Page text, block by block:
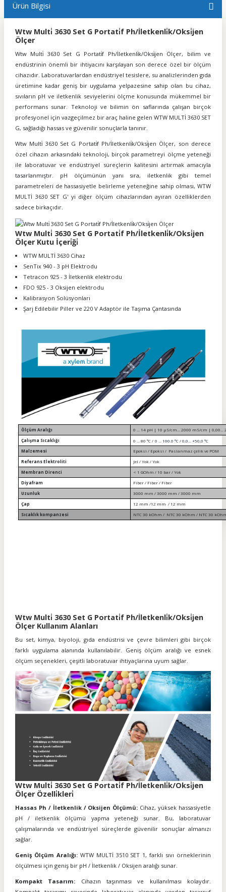
Ürün Bilgisi
Wtw Multi̇ 3630 Set G Portati̇f Ph/İletkenli̇k/Oksi̇jen
Ölçer
Wtw Multi̇ 3630 Set G Portati̇f Ph/İletkenli̇k/Oksi̇jen Ölçer, bilim ve
endüstrinin önemli bir ihtiyacını karşılayan son derece özel bir ölçüm
cihazıdır. Laboratuvarlardan endüstriyel tesislere, su analizlerinden gıda
üretimine kadar geniş bir uygulama yelpazesine sahip olan bu cihaz,
sıvıların pH ve iletkenlik seviyelerini ölçme konusunda mükemmel bir
performans sunar. Teknoloji ve bilimin ön saflarında çalışan birçok
profesyonel için vazgeçilmez bir araç haline gelen WTW MULTİ 3630 SET
G, sağladığı hassas ve güvenilir sonuçlarla tanınır.
Wtw Multi̇ 3630 Set G Portati̇f Ph/İletkenli̇k/Oksi̇jen Ölçer, son derece
özel cihazın arkasındaki teknoloji, birçok parametreyi ölçme yeteneği
ile laboratuvar ve endüstriyel süreçlerin kalitesini artırmak amacıyla
tasarlanmıştır. pH ölçümünün yanı sıra, iletkenlik gibi temel
parametreleri de hassasiyetle belirleme yeteneğine sahip olması, WTW
MULTİ 3630 SET G' yi diğer ölçüm cihazlarından ayıran özelliklerden
sadece birkaçıdır.
Wtw Multi̇ 3630 Set G Portati̇f Ph/İletkenli̇k/Oksi̇jen
Ölçer Kutu İçeri̇ği̇
WTW MULTİ 3630 Cihaz
SenTix 940 - 3 pH Elektrodu
Tetracon 925 - 3 İletkenlik elektrodu
FDO 925 - 3 Oksijen elektrodu
Kalibrasyon Solüsyonları
Şarj Edilebilir Piller ve 220 V Adaptör ile Taşıma Çantasında
Ölçüm Aralığı
0 ... 14 pH | 10 µS/cm… 2000 mS/cm | 0,00...
Çalışma Sıcaklığı
0 ... 80 °C / 0 ... 100.0 °C / 0,0... +50,0 °C
Malzemesi
Epoksi / Epoksi / Paslanmaz çelik ve POM
Referans Elektroliti
Jel / Yok / Yok
Membran Direnci
< 1 GOhm / 10 bar / Yok
Diyafram
Fiber / Fiber / Fiber
Uzunluk
3000 mm / 3000 mm / 3000 mm
Çap
12 mm /12 mm / 12 mm
Sıcaklık kompanzesi
NTC 30 kOhm / NTC 30 kOhm / NTC 30
Wtw Multi̇ 3630 Set G Portati̇f Ph/İletkenli̇k/Oksi̇jen
Ölçer Kullanım Alanları
Bu set, kimya, biyoloji, gıda endüstrisi ve çevre bilimleri gibi birçok
farklı uygulama alanında kullanılabilir. Geniş ölçüm aralığı ve esnek
ölçüm seçenekleri, çeşitli laboratuvar ihtiyaçlarına uyum sağlar.
Wtw Multi̇ 3630 Set G Portati̇f Ph/İletkenli̇k/Oksi̇jen
Ölçer Özelli̇kleri̇
Hassas Ph / İletkenlik / Oksijen Ölçümü: Cihaz, yüksek hassasiyetle
pH / iletkenlik ölçümü yapma yeteneği sunar. Bu, laboratuvar
çalışmalarında ve endüstriyel süreçlerde güvenilir sonuçlar almanızı
sağlar.
Geniş Ölçüm Aralığı:WTW MULTİ 3510 SET 1, farklı sıvı örneklerinin
ölçülmesi için geniş bir pH / İletkenlik / Oksijen aralığı sunar.
Kompakt Tasarım: Cihazın taşınması ve kullanılması kolaydır.